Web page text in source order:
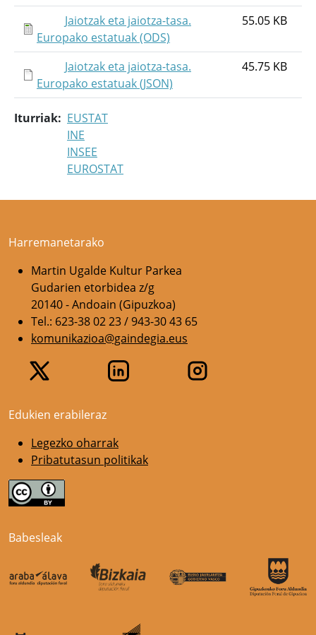
Jaiotzak eta jaiotza-tasa.
Europako estatuak (ODS)
55.05 KB
Jaiotzak eta jaiotza-tasa.
Europako estatuak (JSON)
45.75 KB
Iturriak
EUSTAT
INE
INSEE
EUROSTAT
Harremanetarako
Martin Ugalde Kultur Parkea
Gudarien etorbidea z/g
20140 - Andoain (Gipuzkoa)
Tel.: 623-38 02 23 / 943-30 43 65
komunikazioa@gaindegia.eus
Edukien erabileraz
Legezko oharrak
Pribatutasun politikak
Babesleak